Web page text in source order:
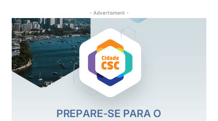
- Advertisment -